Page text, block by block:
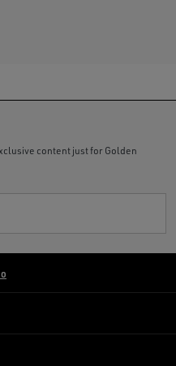
content just for Golden